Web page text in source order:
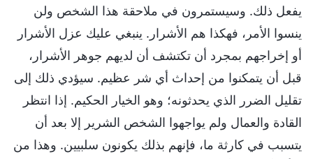
يفعل ذلك. وسيستمرون في ملاحقة هذا الشخص ولن
ينسوا الأمر، فهكذا هم الأشرار. ينبغي عليك عزل الأشرار
أو إخراجهم بمجرد أن تكتشف أن لديهم جوهر الأشرار،
قبل أن يتمكنوا من إحداث أي شر عظيم. سيؤدي ذلك إلى
تقليل الضرر الذي يحدثونه؛ وهو الخيار الحكيم. إذا انتظر
القادة والعمال ولم يواجهوا الشخص الشرير إلا بعد أن
يتسبب في كارثة ما، فإنهم بذلك يكونون سلبيين. وهذا من